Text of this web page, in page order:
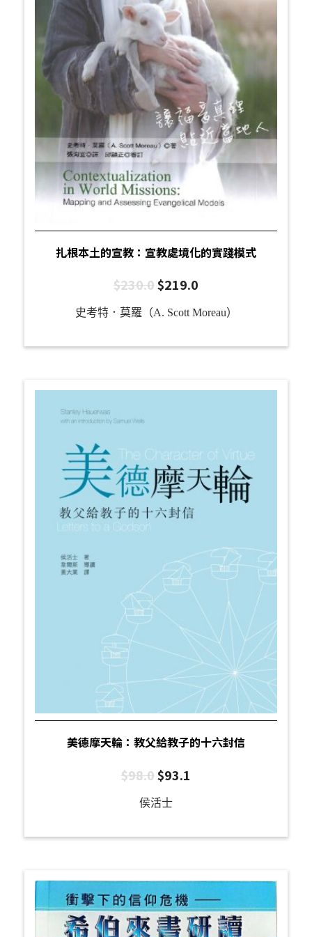
扎根本土的宣教：宣教處境化的實踐模式
$230.0$219.0
史考特．莫羅（A. Scott Moreau）
美德摩天輪：教父給教子的十六封信
$98.0$93.1
侯活士